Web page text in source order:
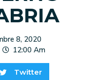
8, 2020
12:00 Am
Twitter